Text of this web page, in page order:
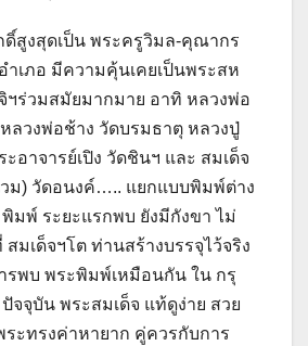
สูงสุดเป็น พระครูวิมล-คุณากร
ำเภอ มีความคุ้นเคยเป็นพระสห
ฯร่วมสมัยมากมาย อาทิ หลวงพ่อ
ลวงพ่อช้าง วัดบรมธาตุ หลวงปู่
อาจารย์เปิง วัดชินฯ และ สมเด็จ
ม) วัดอนงค์….. แยกแบบพิมพ์ต่าง
มพ์ ระยะแรกพบ ยังมีกังขา ไม่
สมเด็จฯโต ท่านสร้างบรรจุไว้จริง
รพบ พระพิมพ์เหมือนกัน ใน กรุ
จุบัน พระสมเด็จ แท้ดูง่าย สวย
ระทรงค่าหายาก คู่ควรกับการ